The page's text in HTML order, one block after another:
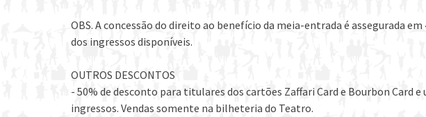
OBS. A concessão do direito ao benefício da meia-entrada é assegurada
dos ingressos disponíveis.
OUTROS DESCONTOS
- 50% de desconto para titulares dos cartões Zaffari Card e Bourbon Card
ingressos. Vendas somente na bilheteria do Teatro.